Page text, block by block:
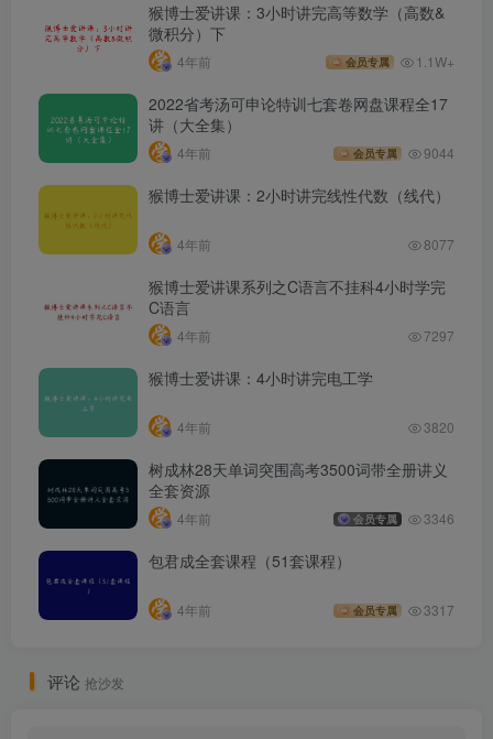
猴博士爱讲课：3小时讲完高等数学（高数&
微积分）下
4年前 会员专属 1.1W+
2022省考汤可申论特训七套卷网盘课程全17
讲（大全集）
4年前 会员专属 9044
猴博士爱讲课：2小时讲完线性代数（线代）
4年前 8077
猴博士爱讲课系列之C语言不挂科4小时学完
C语言
4年前 7297
猴博士爱讲课：4小时讲完电工学
4年前 3820
树成林28天单词突围高考3500词带全册讲义
全套资源
4年前 会员专属 3346
包君成全套课程（51套课程）
4年前 会员专属 3317
评论 抢沙发